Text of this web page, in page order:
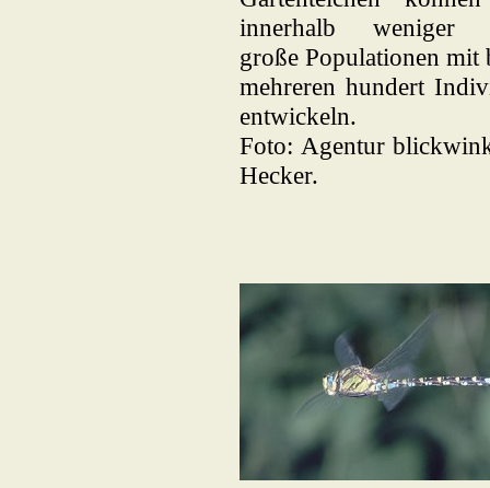
innerhalb weniger
große Populationen mit
mehreren hundert
entwickeln.
Foto: Agentur
Hecker.